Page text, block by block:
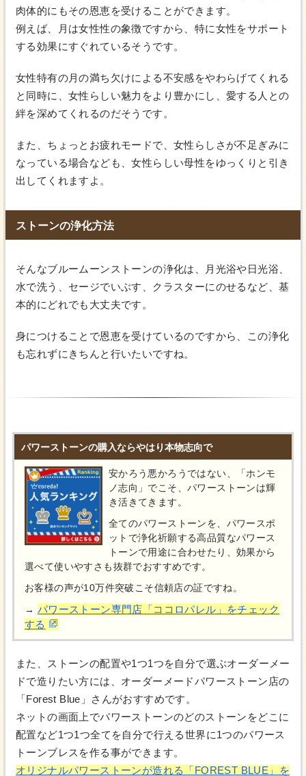
肉体的にもその恩恵を受けることができます。
例えば、月は女性性の象徴ですから、特に女性をサポート
する効果にすぐれているそうです。
女性特有の月の満ち欠けによる不安感をやわらげてくれる
と同時に、女性らしい魅力をより豊かにし、愛する人との
絆を深めてくれるのだそうです。
また、ちょっとお疲れモードで、女性らしさが不足ぎみに
なっている場合なども、女性らしい母性をゆっくりと引き
出してくれますよ。
ストーンの浄化方法
そんなブルームーンストーンの浄化は、月光浴や日光浴、
水で洗う、セージでいぶす、クラスターにのせるなど、基
本的にどれでも大丈夫です。
身につけることで恩恵を受けているのですから、この浄化
も忘れずにきちんと行いたいですね。
パワーストーンの購入ならやはり本物志向で
安かろう悪かろうではない、「ホンモ
ノ志向」でこそ、パワーストーンは輝
き活きてきます。
全てのパワーストーンを、パワースポ
ットで浄化祈願する高品質なパワース
トーンで用途に合わせたり、効果から
選べて使いやすさも抜群でおすすめです。
お客様の声が10万件突破こそ信頼店の証ですね。
→ パワーストーン専門店「ココロパレル」をチェック
する
また、ストーンの配置や1つ1つを自分で選ぶオーダーメー
ドで造りたい方には、オーダーメードパワーストーン店の
「Forest Blue」さんがおすすめです。
ネットの画面上でパワーストーンのどのストーンをどこに
配置など1つ1つ全てを自分で行える世界に1つのパワース
トーンブレスを作る事ができます。
オリジナルパワーストーンが造れる「FOREST BLUE」を